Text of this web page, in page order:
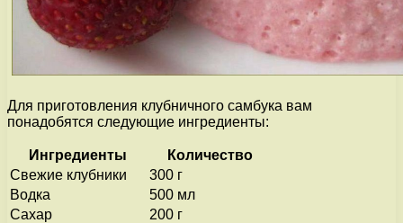
Для приготовления клубничного самбука вам
понадобятся следующие ингредиенты:
Ингредиенты
Количество
Свежие клубники
300 г
Водка
500 мл
Сахар
200 г